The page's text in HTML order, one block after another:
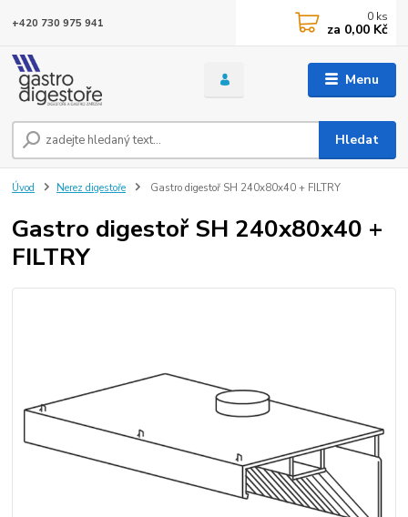
Menu
Hledat
+420 730 975 941 0 ks
za 0,00 Kč
Úvod Nerez digestoře Gastro digestoř SH 240x80x40 + FILTRY
Gastro digestoř SH 240x80x40 +
FILTRY